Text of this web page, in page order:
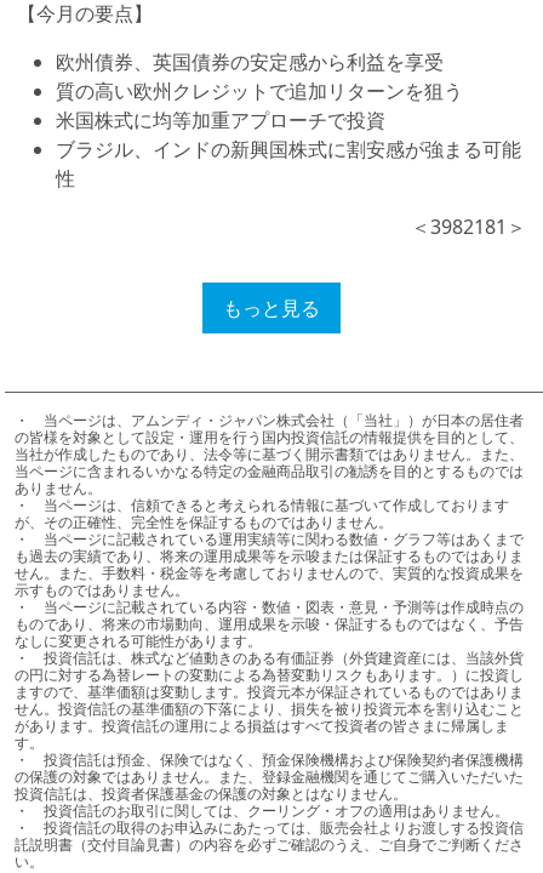
【今月の要点】
欧州債券、英国債券の安定感から利益を享受
質の高い欧州クレジットで追加リターンを狙う
米国株式に均等加重アプローチで投資
ブラジル、インドの新興国株式に割安感が強まる可能
性
＜3982181＞
モニカ ・ディフェンド
アムンディ・インベストメント・インスティテュート・ヘッド
もっと見る
・	当ページは、アムンディ・ジャパン株式会社（「当社」）が日本の居住者
の皆様を対象として設定・運用を行う国内投資信託の情報提供を目的として、
当社が作成したものであり、法令等に基づく開示書類ではありません。また、
当ページに含まれるいかなる特定の金融商品取引の勧誘を目的とするものでは
ありません。
・	当ページは、信頼できると考えられる情報に基づいて作成しております
が、その正確性、完全性を保証するものではありません。
・	当ページに記載されている運用実績等に関わる数値・グラフ等はあくまで
も過去の実績であり、将来の運用成果等を示唆または保証するものではありま
せん。また、手数料・税金等を考慮しておりませんので、実質的な投資成果を
示すものではありません。
・	当ページに記載されている内容・数値・図表・意見・予測等は作成時点の
ものであり、将来の市場動向、運用成果を示唆・保証するものではなく、予告
なしに変更される可能性があります。
・	投資信託は、株式など値動きのある有価証券（外貨建資産には、当該外貨
の円に対する為替レートの変動による為替変動リスクもあります。）に投資し
ますので、基準価額は変動します。投資元本が保証されているものではありま
せん。投資信託の基準価額の下落により、損失を被り投資元本を割り込むこと
があります。投資信託の運用による損益はすべて投資者の皆さまに帰属しま
す。
・	投資信託は預金、保険ではなく、預金保険機構および保険契約者保護機構
の保護の対象ではありません。また、登録金融機関を通じてご購入いただいた
投資信託は、投資者保護基金の保護の対象とはなりません。
・	投資信託のお取引に関しては、クーリング・オフの適用はありません。
・	投資信託の取得のお申込みにあたっては、販売会社よりお渡しする投資信
託説明書（交付目論見書）の内容を必ずご確認のうえ、ご自身でご判断くださ
い。